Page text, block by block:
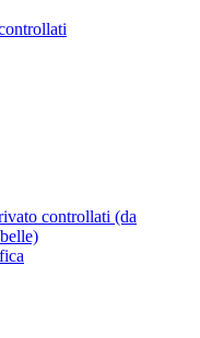
controllati (da